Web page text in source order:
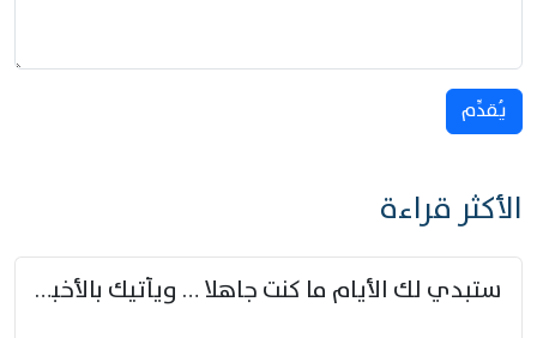
يُقدِّم
الأكثر قراءة
ستبدي لك الأيام ما كنت جاهلا … ويأتيك بالأخبار من لم تزوّد